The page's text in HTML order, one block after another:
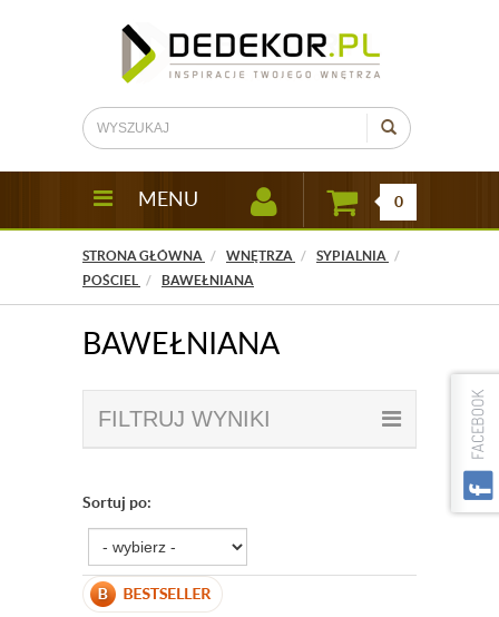
MENU 0
STRONA GŁÓWNA WNĘTRZA
SYPIALNIA
POŚCIEL
BAWEŁNIANA
BAWEŁNIANA
FILTRUJ WYNIKI
Sortuj po: